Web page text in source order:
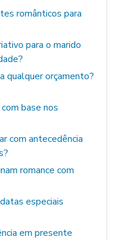
românticos para
para o marido
qualquer orçamento?
base nos
com antecedência
romance com
especiais
em presente